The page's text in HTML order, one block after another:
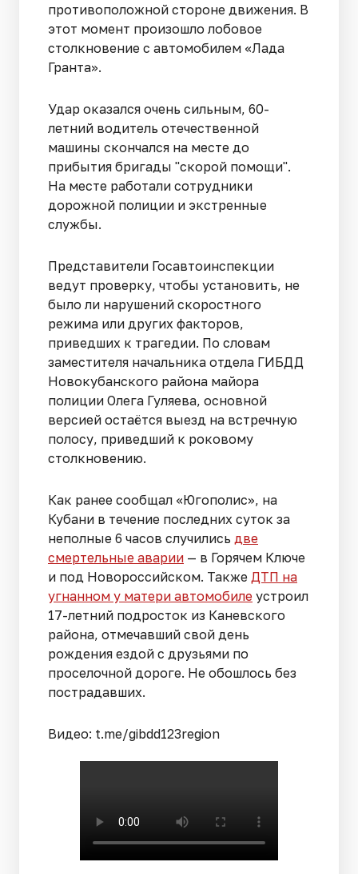
противоположной стороне движения. В
этот момент произошло лобовое
столкновение с автомобилем «Лада
Гранта».
Удар оказался очень сильным, 60-
летний водитель отечественной
машины скончался на месте до
прибытия бригады "скорой помощи".
На месте работали сотрудники
дорожной полиции и экстренные
службы.
Представители Госавтоинспекции
ведут проверку, чтобы установить, не
было ли нарушений скоростного
режима или других факторов,
приведших к трагедии. По словам
заместителя начальника отдела ГИБДД
Новокубанского района майора
полиции Олега Гуляева, основной
версией остаётся выезд на встречную
полосу, приведший к роковому
столкновению.
Как ранее сообщал «Югополис», на
Кубани в течение последних суток за
неполные 6 часов случились две
смертельные аварии — в Горячем Ключе
и под Новороссийском. Также ДТП на
угнанном у матери автомобиле устроил
17-летний подросток из Каневского
района, отмечавший свой день
рождения ездой с друзьями по
проселочной дороге. Не обошлось без
пострадавших.
Видео: t.me/gibdd123region